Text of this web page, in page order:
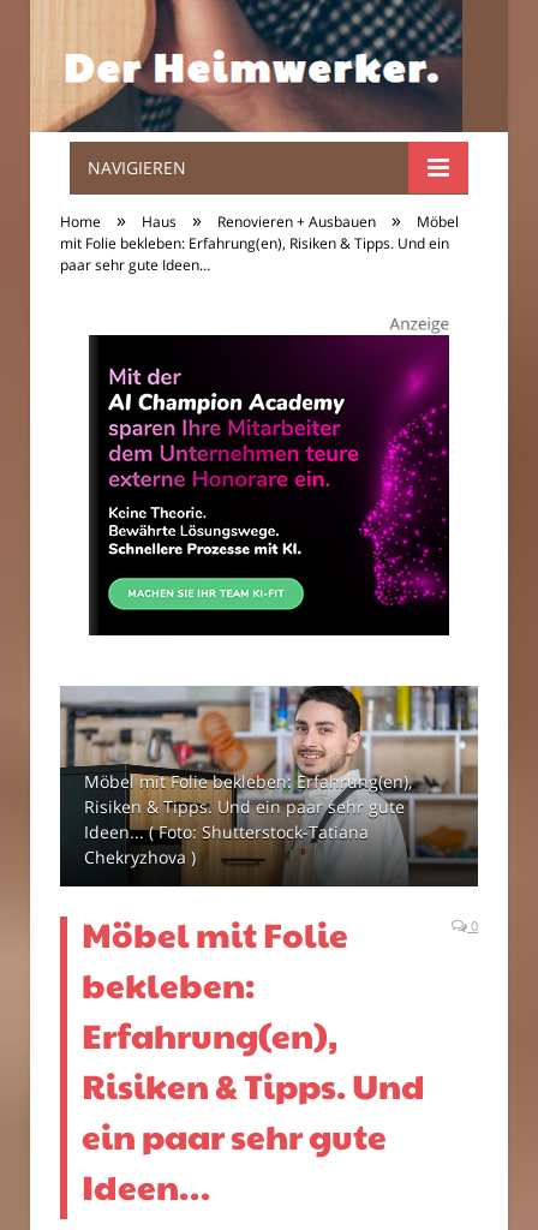
Der
Heimwerker.
NAVIGIEREN
Home » Haus » Renovieren + Ausbauen »
Möbel
mit Folie bekleben: Erfahrung(en), Risiken & Tipps. Und ein
paar sehr gute Ideen…
Möbel mit Folie bekleben: Erfahrung(en),
Risiken & Tipps. Und ein paar sehr gute
Ideen... ( Foto: Shutterstock-Tatiana
Chekryzhova )
Möbel mit Folie
bekleben:
Erfahrung(en),
Risiken & Tipps. Und
ein paar sehr gute
Ideen…
0